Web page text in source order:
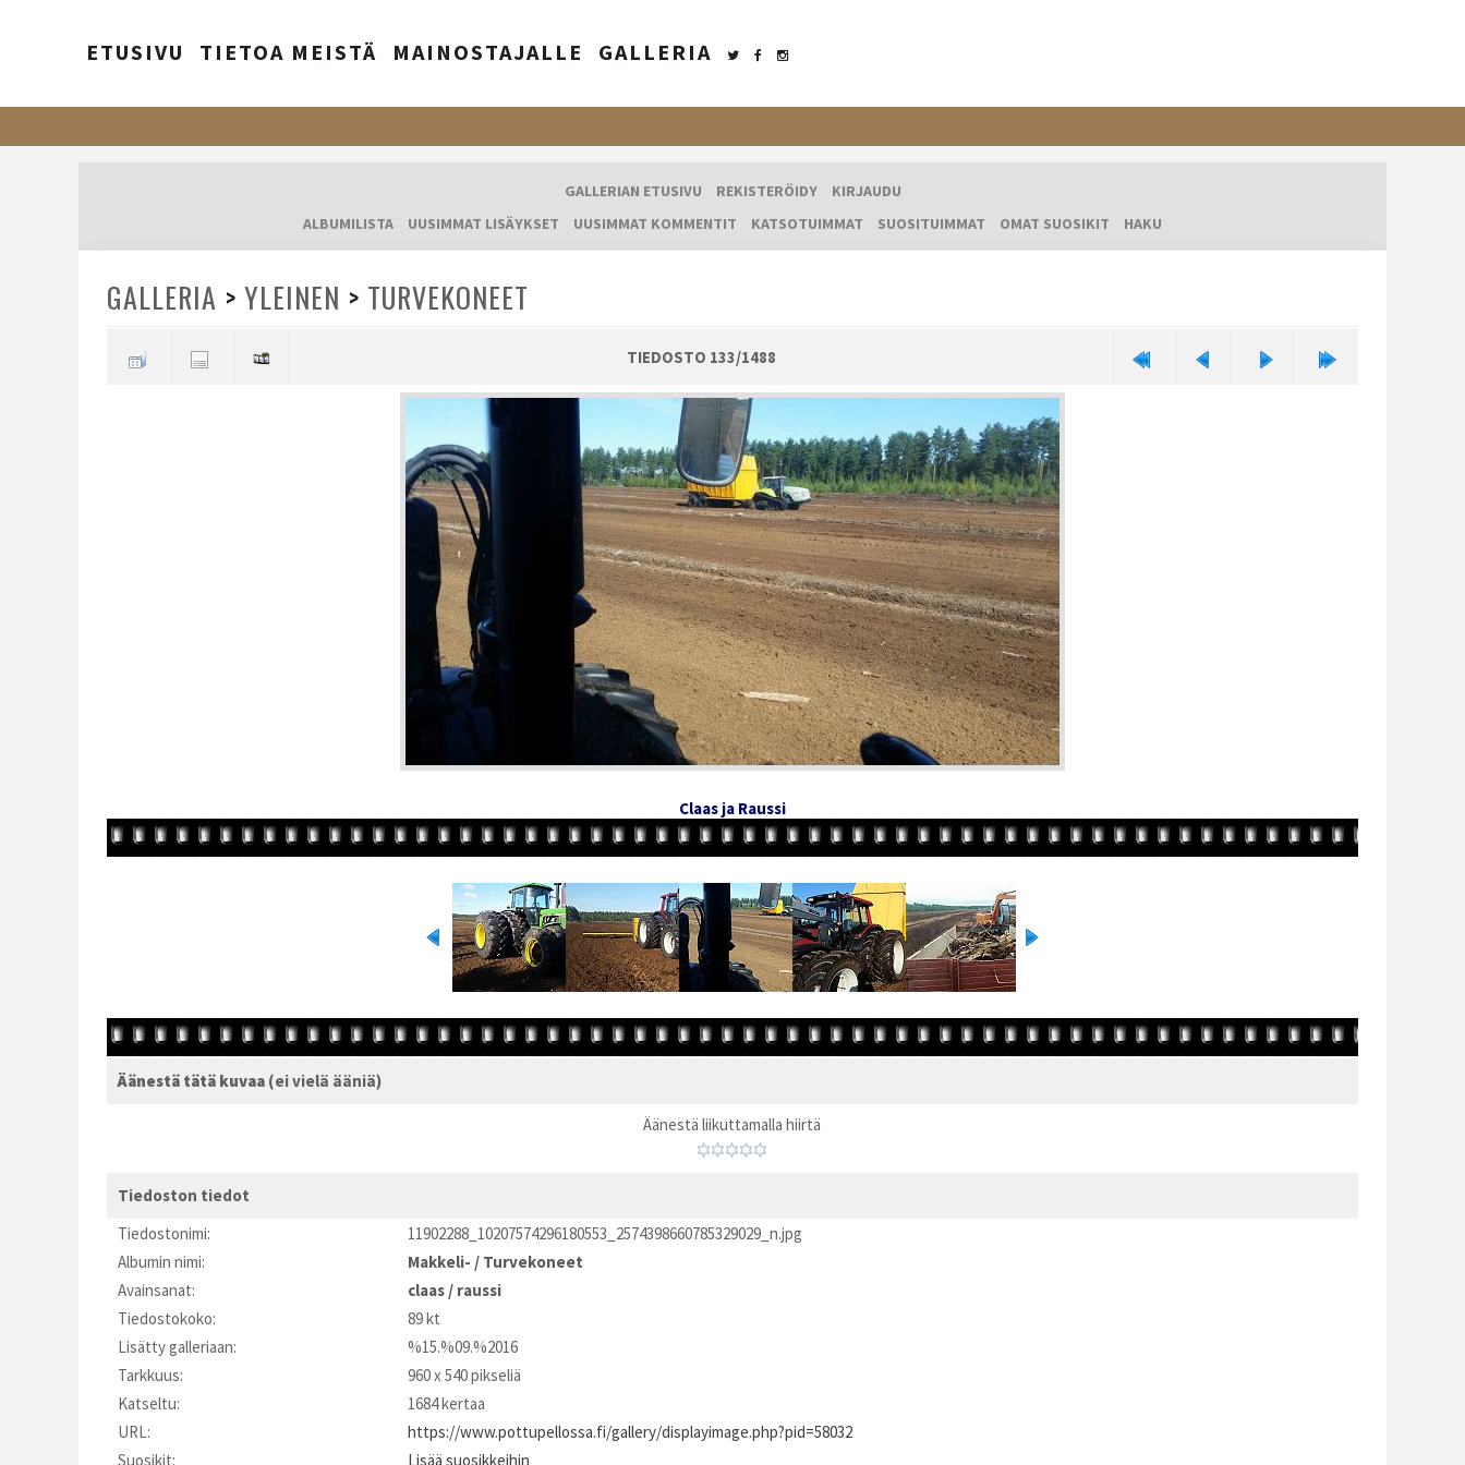
ETUSIVU TIETOA MEISTÄ MAINOSTAJALLE GALLERIA
GALLERIAN ETUSIVU REKISTERÖIDY
KIRJAUDU
ALBUMILISTA
UUSIMMAT LISÄYKSET UUSIMMAT KOMMENTIT KATSOTUIMMAT SUOSITUIMMAT OMAT SUOSIKIT HAKU
GALLERIA > YLEINEN > TURVEKONEET
TIEDOSTO 133/1488
Claas ja Raussi
Äänestä tätä kuvaa (ei vielä ääniä)
Äänestä liikuttamalla hiirtä
Tiedoston tiedot
Tiedostonimi:
11902288_10207574296180553_2574398660785329029_n.jpg
Albumin nimi:
Makkeli- / Turvekoneet
Avainsanat:
claas / raussi
Tiedostokoko:
89 kt
Lisätty galleriaan:
%15.%09.%2016
Tarkkuus:
960 x 540 pikseliä
Katseltu:
1684 kertaa
URL:
https://www.pottupellossa.fi/gallery/displayimage.php?pid=58032
Suosikit:
Lisää suosikkeihin